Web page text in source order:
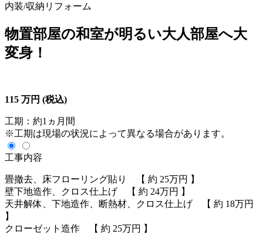
内装/収納リフォーム
物置部屋の和室が明るい大人部屋へ大
変身！
115 万円 (税込)
工期：約1ヵ月間
※工期は現場の状況によって異なる場合があります。
工事内容
畳撤去、床フローリング貼り 【 約 25万円 】
壁下地造作、クロス仕上げ 【 約 24万円 】
天井解体、下地造作、断熱材、クロス仕上げ 【 約 18万円
】
クローゼット造作 【 約 25万円 】